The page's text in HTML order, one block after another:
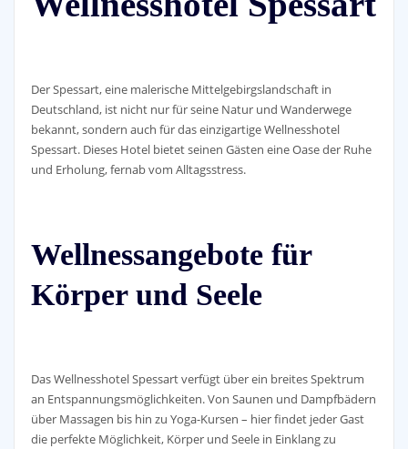
Der Spessart, eine malerische Mittelgebirgslandschaft in
Deutschland, ist nicht nur für seine Natur und Wanderwege
bekannt, sondern auch für das einzigartige Wellnesshotel
Spessart. Dieses Hotel bietet seinen Gästen eine Oase der Ruhe
und Erholung, fernab vom Alltagsstress.
Wellnessangebote für
Körper und Seele
Das Wellnesshotel Spessart verfügt über ein breites Spektrum
an Entspannungsmöglichkeiten. Von Saunen und Dampfbädern
über Massagen bis hin zu Yoga-Kursen – hier findet jeder Gast
die perfekte Möglichkeit, Körper und Seele in Einklang zu